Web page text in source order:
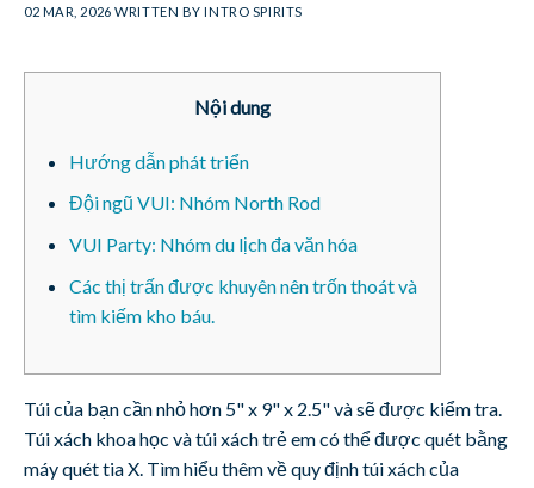
02 MAR, 2026 WRITTEN BYINTRO SPIRITS
Nội dung
Hướng dẫn phát triển
Đội ngũ VUI: Nhóm North Rod
VUI Party: Nhóm du lịch đa văn hóa
Các thị trấn được khuyên nên trốn thoát và
tìm kiếm kho báu.
Túi của bạn cần nhỏ hơn 5" x 9" x 2.5" và sẽ được kiểm tra.
Túi xách khoa học và túi xách trẻ em có thể được quét bằng
máy quét tia X. Tìm hiểu thêm về quy định túi xách của